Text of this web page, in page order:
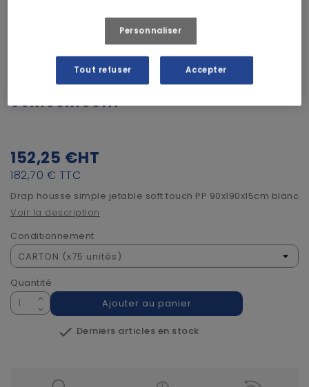
Alèse jetable housse Prestige
90x190x15cm
152,25 €HT
182,70 € TTC
Drap housse simple jetable soft touch PP 90x190x15cm blanc
Voir la description
Conditionnement
Quantité
Ajouter au panier
 Derniers articles en stock
Personnaliser
Tout refuser Accepter